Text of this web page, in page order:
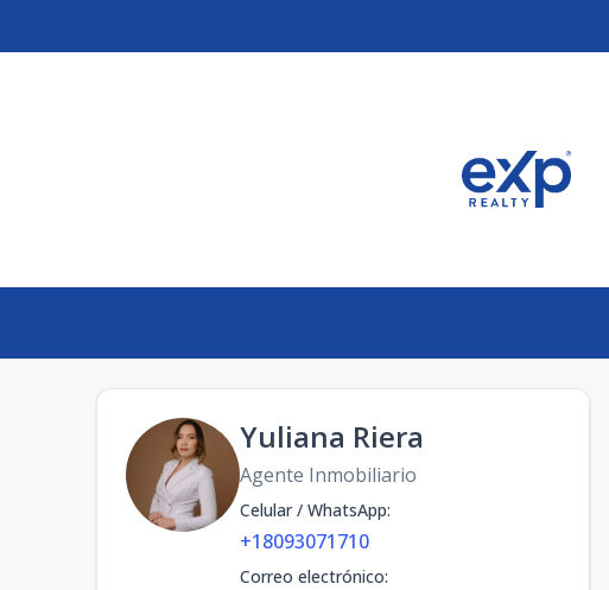
Yuliana Riera
Agente Inmobiliario
Celular / WhatsApp:
+18093071710
Correo electrónico: